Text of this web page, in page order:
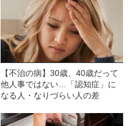
【不治の病】30歳、40歳だって
他人事ではない…「認知症」に
なる人・なりづらい人の差